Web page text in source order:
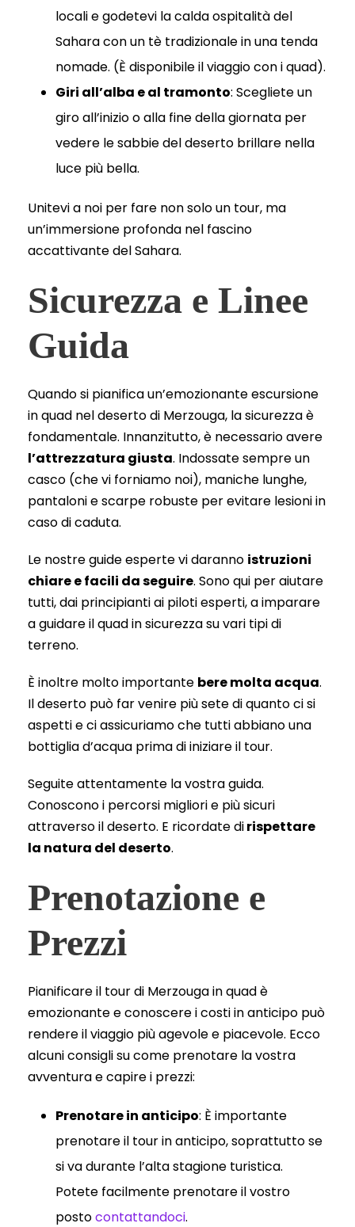
locali e godetevi la calda ospitalità del
Sahara con un tè tradizionale in una tenda
nomade. (È disponibile il viaggio con i quad).
Giri all’alba e al tramonto: Scegliete un
giro all’inizio o alla fine della giornata per
vedere le sabbie del deserto brillare nella
luce più bella.
Unitevi a noi per fare non solo un tour, ma
un’immersione profonda nel fascino
accattivante del Sahara.
Sicurezza e Linee
Guida
Quando si pianifica un’emozionante escursione
in quad nel deserto di Merzouga, la sicurezza è
fondamentale. Innanzitutto, è necessario avere
l’attrezzatura giusta. Indossate sempre un
casco (che vi forniamo noi), maniche lunghe,
pantaloni e scarpe robuste per evitare lesioni in
caso di caduta.
Le nostre guide esperte vi daranno istruzioni
chiare e facili da seguire. Sono qui per aiutare
tutti, dai principianti ai piloti esperti, a imparare
a guidare il quad in sicurezza su vari tipi di
terreno.
È inoltre molto importante bere molta acqua.
Il deserto può far venire più sete di quanto ci si
aspetti e ci assicuriamo che tutti abbiano una
bottiglia d’acqua prima di iniziare il tour.
Seguite attentamente la vostra guida.
Conoscono i percorsi migliori e più sicuri
attraverso il deserto. E ricordate dirispettare
la natura del deserto.
Prenotazione e
Prezzi
Pianificare il tour di Merzouga in quad è
emozionante e conoscere i costi in anticipo può
rendere il viaggio più agevole e piacevole. Ecco
alcuni consigli su come prenotare la vostra
avventura e capire i prezzi:
Prenotare in anticipo: È importante
prenotare il tour in anticipo, soprattutto se
si va durante l’alta stagione turistica.
Potete facilmente prenotare il vostro
postocontattandoci.